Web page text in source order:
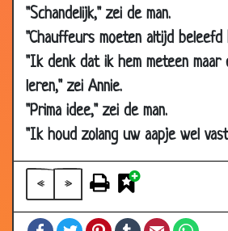
"Schandelijk," zei de man.
"Chauffeurs moeten altijd beleefd
"Ik denk dat ik hem meteen maar
leren," zei Annie.
"Prima idee," zei de man.
"Ik houd zolang uw aapje wel
« »
FacebookTwitterPinterestTumblrEmail
2008
2008
Schaamte gevoel
03 Jan
2008
Hun eerste voorstelling
03 Jan
2008
Een groot schrijver worden
03 Jan
Nieuwe gehoorapparaten